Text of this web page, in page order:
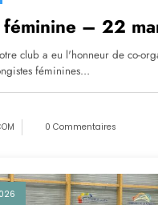
féminine – 22
club a eu l'honneur de co-
féminines…
0 Commentaires